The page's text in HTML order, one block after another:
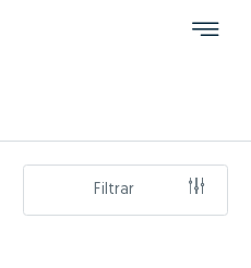
Filtrar